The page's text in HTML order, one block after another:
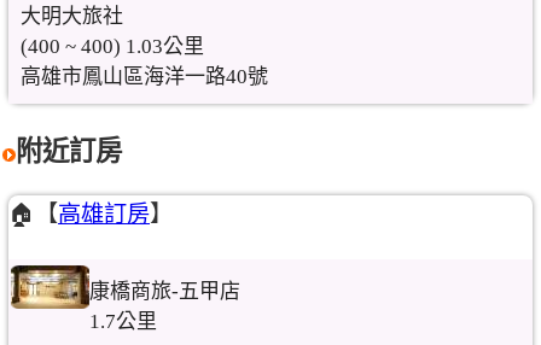
大明大旅社
(400 ~ 400) 1.03公里
高雄市鳳山區海洋一路40號
附近訂房
🏠【高雄訂房】
康橋商旅-五甲店
1.7公里